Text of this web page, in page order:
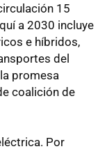
15
a 2030 incluye
e híbridos,
del
promesa
coalición de
Por